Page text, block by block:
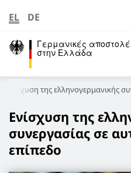
Γερμανικές
στην Ελλάδα
EL DE
Ενίσχυση της ελληνογερμανικής
Ενίσχυση της
συνεργασίας σε
επίπεδο